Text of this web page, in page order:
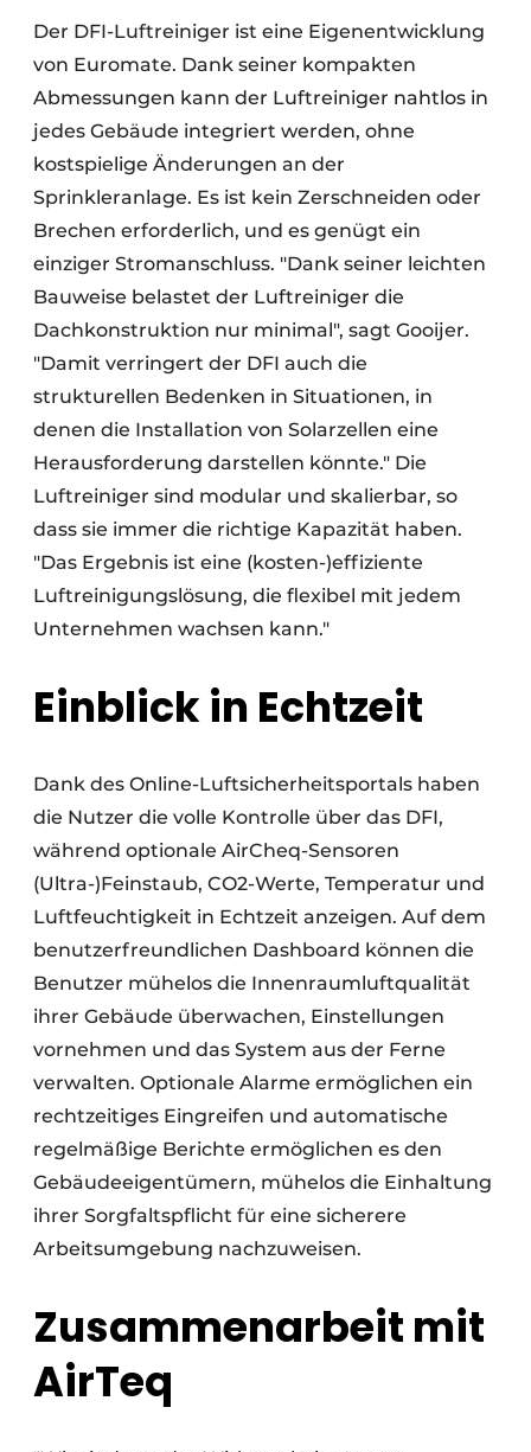
Der DFI-Luftreiniger ist eine Eigenentwicklung
von Euromate. Dank seiner kompakten
Abmessungen kann der Luftreiniger nahtlos in
jedes Gebäude integriert werden, ohne
kostspielige Änderungen an der
Sprinkleranlage. Es ist kein Zerschneiden oder
Brechen erforderlich, und es genügt ein
einziger Stromanschluss. "Dank seiner leichten
Bauweise belastet der Luftreiniger die
Dachkonstruktion nur minimal", sagt Gooijer.
"Damit verringert der DFI auch die
strukturellen Bedenken in Situationen, in
denen die Installation von Solarzellen eine
Herausforderung darstellen könnte." Die
Luftreiniger sind modular und skalierbar, so
dass sie immer die richtige Kapazität haben.
"Das Ergebnis ist eine (kosten-)effiziente
Luftreinigungslösung, die flexibel mit jedem
Unternehmen wachsen kann."
Einblick in Echtzeit
Dank des Online-Luftsicherheitsportals haben
die Nutzer die volle Kontrolle über das DFI,
während optionale AirCheq-Sensoren
(Ultra-)Feinstaub, CO2-Werte, Temperatur und
Luftfeuchtigkeit in Echtzeit anzeigen. Auf dem
benutzerfreundlichen Dashboard können die
Benutzer mühelos die Innenraumluftqualität
ihrer Gebäude überwachen, Einstellungen
vornehmen und das System aus der Ferne
verwalten. Optionale Alarme ermöglichen ein
rechtzeitiges Eingreifen und automatische
regelmäßige Berichte ermöglichen es den
Gebäudeeigentümern, mühelos die Einhaltung
ihrer Sorgfaltspflicht für eine sicherere
Arbeitsumgebung nachzuweisen.
Zusammenarbeit mit
AirTeq